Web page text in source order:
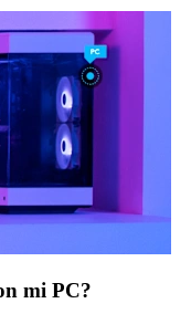
mi PC?